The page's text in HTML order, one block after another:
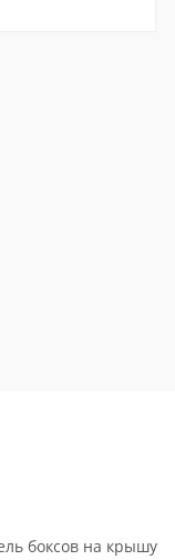
боксов на крышу